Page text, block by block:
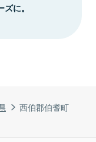
西伯郡伯耆町
に。